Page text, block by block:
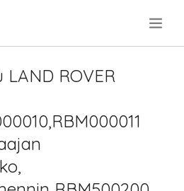
LAND ROVER